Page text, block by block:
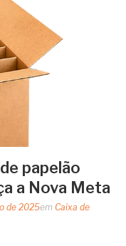
papelão
a Nova Meta
de 2025em Caixa de